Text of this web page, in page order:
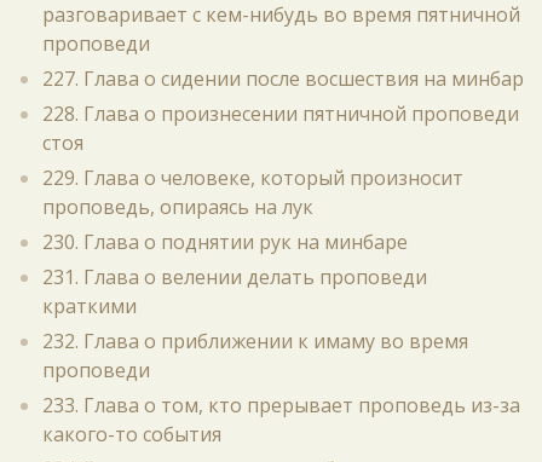
разговаривает с кем-нибудь во время пятничной
проповеди
227. Глава о сидении после восшествия на минбар
228. Глава о произнесении пятничной проповеди
стоя
229. Глава о человеке, который произносит
проповедь, опираясь на лук
230. Глава о поднятии рук на минбаре
231. Глава о велении делать проповеди
краткими
232. Глава о приближении к имаму во время
проповеди
233. Глава о том, кто прерывает проповедь из-за
какого-то события